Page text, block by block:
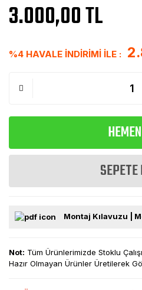
3.000,00 TL
%4 HAVALE İNDİRİMİ İLE :
Montaj Kılavuzu |
Not: Tüm Ürünlerimizde Stoklu
Hazır Olmayan Ürünler Üretilerek